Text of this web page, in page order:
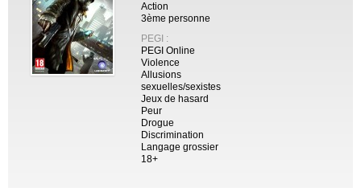
Action
3ème personne
PEGI :
PEGI Online
Violence
Allusions
sexuelles/sexistes
Jeux de hasard
Peur
Drogue
Discrimination
Langage grossier
18+